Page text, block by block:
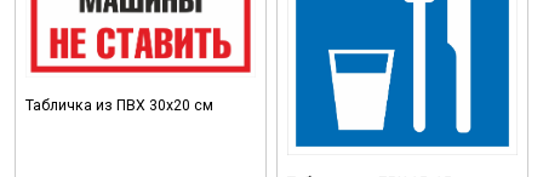
Табличка из ПВХ 30х20 см